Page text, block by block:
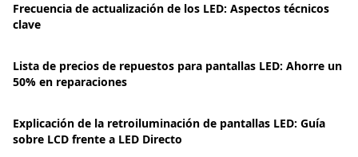
Frecuencia de actualización de los LED: Aspectos técnicos
clave
Lista de precios de repuestos para pantallas LED: Ahorre un
50% en reparaciones
Explicación de la retroiluminación de pantallas LED: Guía
sobre LCD frente a LED Directo